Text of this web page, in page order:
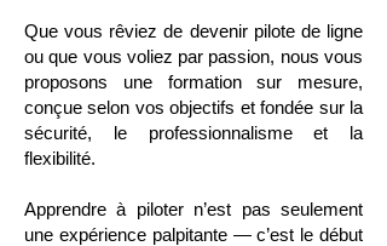
Que vous rêviez de devenir pilote de ligne
ou que vous voliez par passion, nous vous
proposons une formation sur mesure,
conçue selon vos objectifs et fondée sur la
sécurité, le professionnalisme et la
flexibilité.
Apprendre à piloter n’est pas seulement
une expérience palpitante — c’est le début